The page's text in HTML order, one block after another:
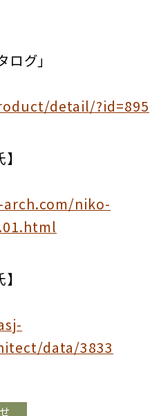
グ」
detail/?id=895
niko-
data/3833